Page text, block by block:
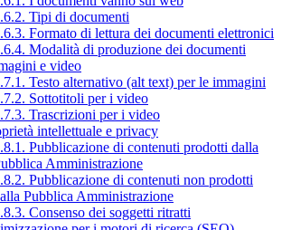
Tipi di documenti
Formato di lettura dei documenti elettronici
Modalità di produzione dei documenti
e video
Testo alternativo (alt text) per le immagini
Sottotitoli per i video
Trascrizioni per i video
intellettuale e privacy
Pubblicazione di contenuti prodotti dalla
Amministrazione
Pubblicazione di contenuti non prodotti
Pubblica Amministrazione
Consenso dei soggetti ritratti